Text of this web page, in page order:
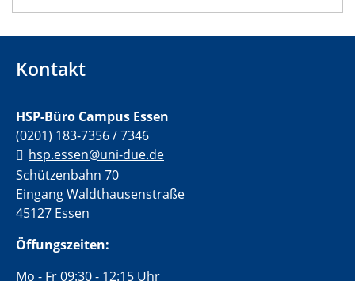
Kontakt
HSP-Büro Campus Essen
(0201) 183-7356 / 7346
hsp.essen@uni-due.de
Schützenbahn 70
Eingang Waldthausenstraße
45127 Essen
Öffungszeiten:
Mo - Fr 09:30 - 12:15 Uhr